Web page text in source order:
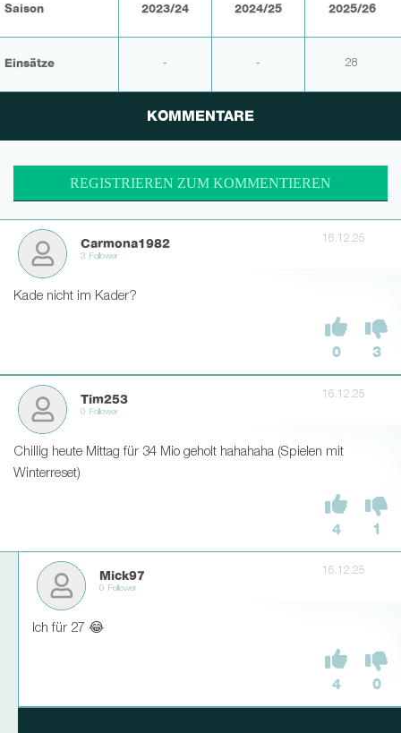
Saison 2023/24 2024/25 2025/26
Einsätze - - 28
KOMMENTARE
REGISTRIEREN ZUM KOMMENTIEREN
Carmona1982
3 Follower
16.12.25
Kade nicht im Kader?
0 3
Tim253
0 Follower
16.12.25
Chillig heute Mittag für 34 Mio geholt hahahaha (Spielen mit
Winterreset)
4 1
Mick97
0 Follower
16.12.25
Ich für 27 😂
4 0